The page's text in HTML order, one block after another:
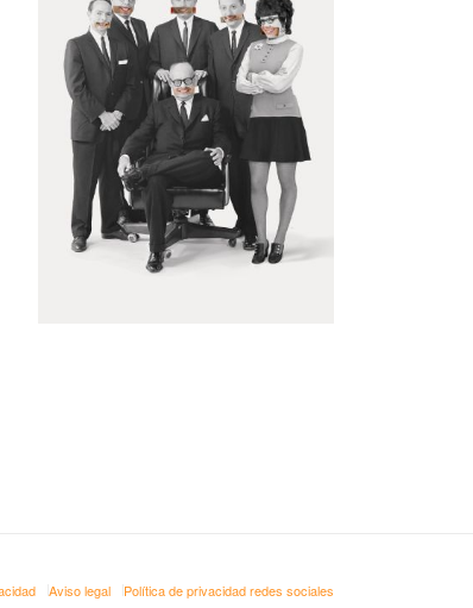
Aviso legal Política de privacidad redes sociales